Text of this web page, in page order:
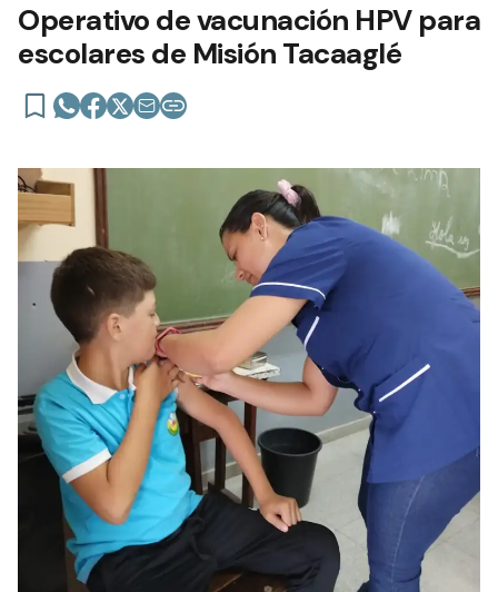
Operativo de vacunación HPV para
escolares de Misión Tacaaglé